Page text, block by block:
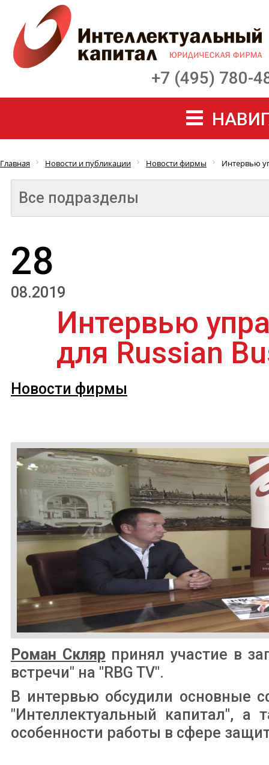
+7 (495) 780-
Главная Новости и публикации Новости фирмы Интервью
28
08.2019
Интервью
для Russian
Новости фирмы
Роман Скляр принял участие в
встречи" на "RBG TV".
В интервью обсудили основные
"Интеллектуальный капитал", а
особенности работы в сфере
Все подразделы